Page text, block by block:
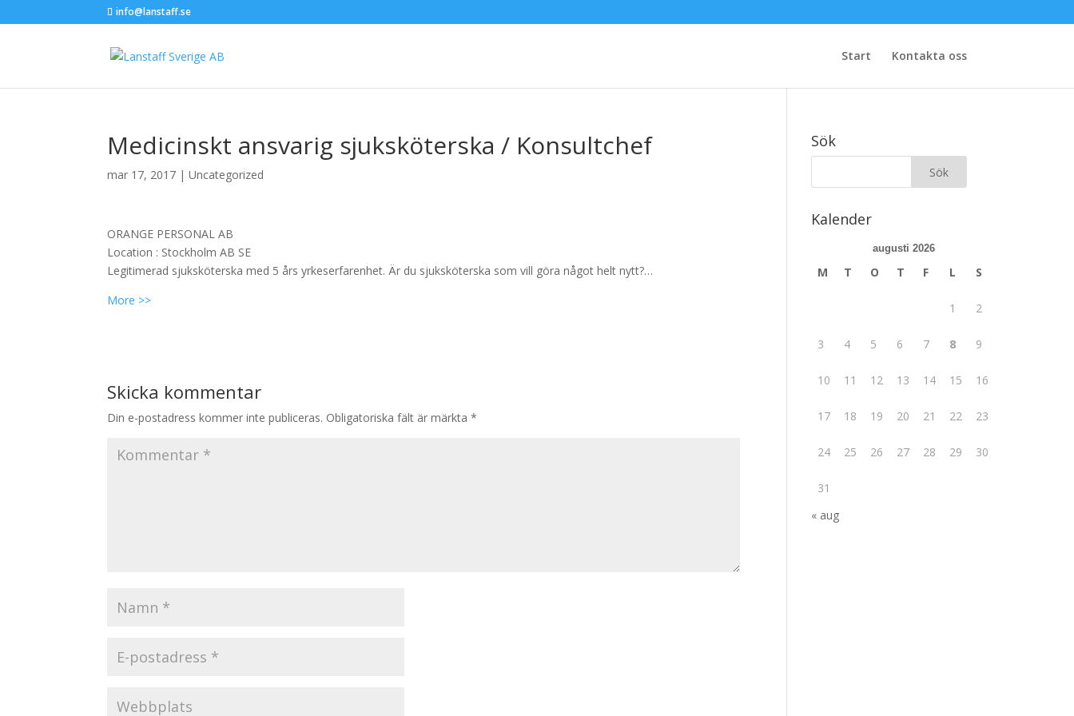
info@lanstaff.se
Start Kontakta oss
Medicinskt ansvarig sjuksköterska / Konsultchef
mar 17, 2017 |Uncategorized
ORANGE PERSONAL AB
Location : Stockholm AB SE
Legitimerad sjuksköterska med 5 års yrkeserfarenhet. Är du sjuksköterska som vill göra något helt nytt?…
More >>
Skicka kommentar
Din e-postadress kommer inte publiceras. Obligatoriska fält är märkta*
Sök
Kalender
augusti 2026
M T O T F L S
1 2
3 4 5 6 7 8 9
10 11 12 13 14 15 16
17 18 19 20 21 22 23
24 25 26 27 28 29 30
31
« aug